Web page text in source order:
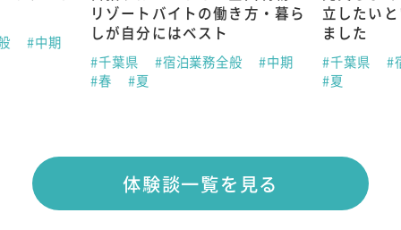
#中期
リゾートバイトの働き方・暮ら
しが自分にはベスト
#千葉県 #宿泊業務全般
#中期
#春
#夏
立したい
ました
#千葉県
#
#夏
体験談一覧を見る